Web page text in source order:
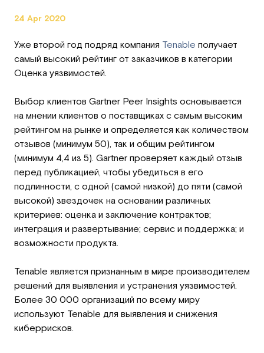
24 Apr 2020
Уже второй год подряд компания Tenable получает
самый высокий рейтинг от заказчиков в категории
Оценка уязвимостей.
Выбор клиентов Gartner Peer Insights основывается
на мнении клиентов о поставщиках с самым высоким
рейтингом на рынке и определяется как количеством
отзывов (минимум 50), так и общим рейтингом
(минимум 4,4 из 5). Gartner проверяет каждый отзыв
перед публикацией, чтобы убедиться в его
подлинности, с одной (самой низкой) до пяти (самой
высокой) звездочек на основании различных
критериев: оценка и заключение контрактов;
интеграция и развертывание; сервис и поддержка; и
возможности продукта.
Tenable является признанным в мире производителем
решений для выявления и устранения уязвимостей.
Более 30 000 организаций по всему миру
используют Tenable для выявления и снижения
киберрисков.